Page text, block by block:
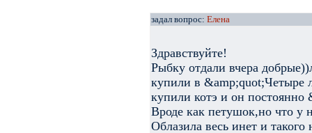
задал вопрос: Елена
Здравствуйте!
Рыбку отдали вчера
купили в &amp;quot;Четыре
купили котэ и он постоянно
Вроде как петушок,но что у
Облазила весь инет и